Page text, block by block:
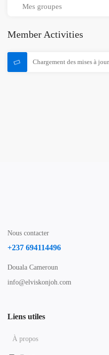
Mes groupes
Member Activities
Chargement des mises à
Nous contacter
+237 694114496
Douala Cameroun
info@elviskonjoh.com
Liens utiles
À propos